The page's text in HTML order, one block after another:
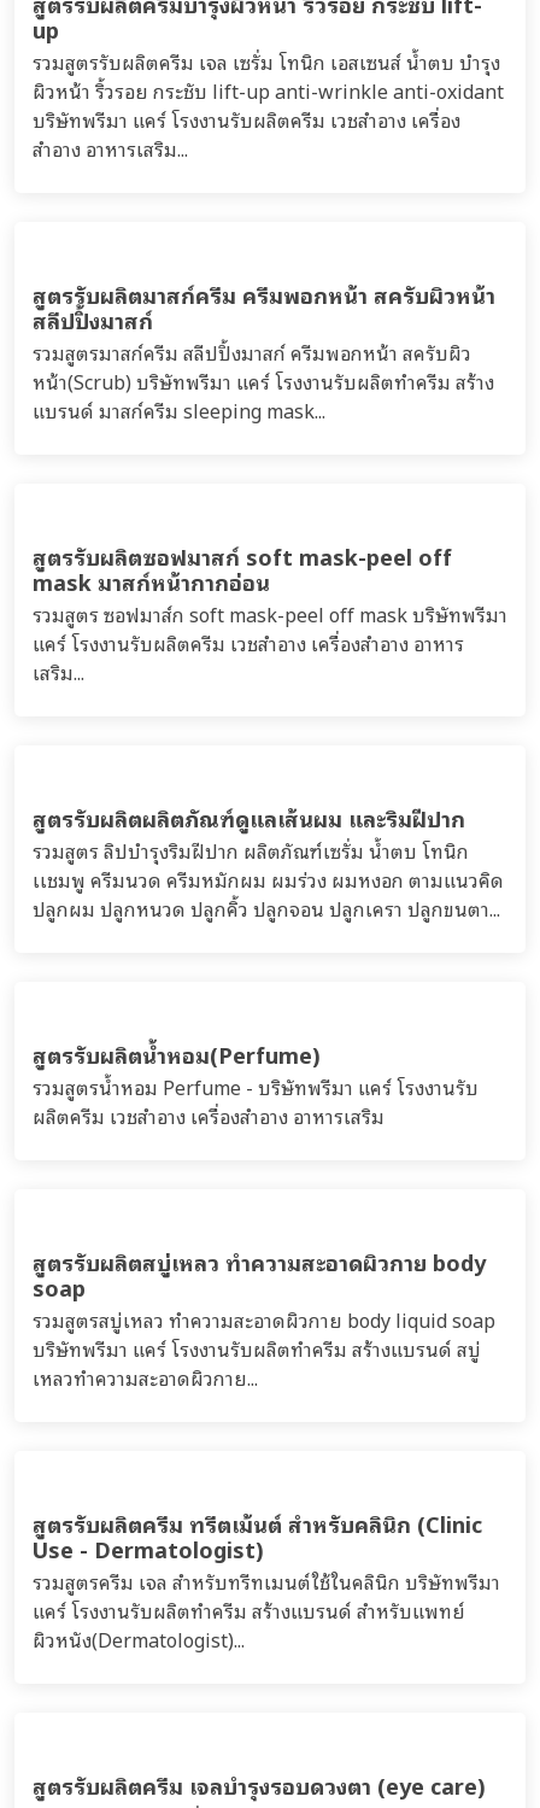
รวมสูตรรับผลิตครีม เจล เซรั่ม โทนิก เอสเซนส์ น้ำตบ บำรุง
ผิวหน้า ริ้วรอย กระชับ lift-up anti-wrinkle anti-oxidant
บริษัทพรีมา แคร์ โรงงานรับผลิตครีม เวชสำอาง เครื่อง
สำอาง อาหารเสริม...
สูตรรับผลิตมาสก์ครีม ครีมพอกหน้า สครับผิวหน้า
สลีปปิ้งมาสก์
รวมสูตรมาสก์ครีม สลีปปิ้งมาสก์ ครีมพอกหน้า สครับผิว
หน้า(Scrub) บริษัทพรีมา แคร์ โรงงานรับผลิตทำครีม สร้าง
แบรนด์ มาสก์ครีม sleeping mask...